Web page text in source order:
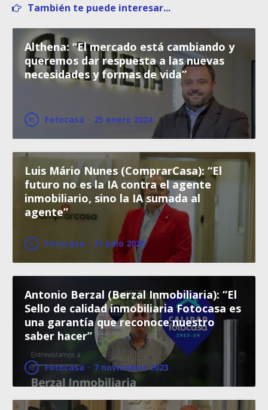
También te puede interesar...
Althena: “El mercado está cambiando y
queremos dar respuesta a las nuevas
necesidades y formas de vida”
Fotocasa · 25 enero 2024
Luis Mário Nunes (ComprarCasa): “El
futuro no es la IA contra el agente
inmobiliario, sino la IA sumada al
agente”
Fotocasa · 21 julio 2026
Antonio Berzal (Berzal Inmobiliaria): “El
Sello de calidad inmobiliaria Fotocasa es
una garantía que reconoce nuestro
saber hacer”
Fotocasa · 7 noviembre 2023